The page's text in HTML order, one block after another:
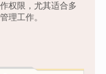
权限，尤其适合多
理工作。